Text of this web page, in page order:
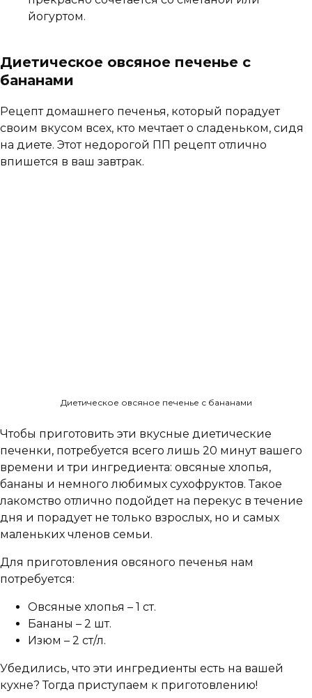
йогуртом.
Диетическое овсяное печенье с
бананами
Рецепт домашнего печенья, который порадует
своим вкусом всех, кто мечтает о сладеньком, сидя
на диете. Этот недорогой ПП рецепт отлично
впишется в ваш завтрак.
Диетическое овсяное печенье с бананами
Чтобы приготовить эти вкусные диетические
печенки, потребуется всего лишь 20 минут вашего
времени и три ингредиента: овсяные хлопья,
бананы и немного любимых сухофруктов. Такое
лакомство отлично подойдет на перекус в течение
дня и порадует не только взрослых, но и самых
маленьких членов семьи.
Для приготовления овсяного печенья нам
потребуется:
Овсяные хлопья – 1 ст.
Бананы – 2 шт.
Изюм – 2 ст/л.
Убедились, что эти ингредиенты есть на вашей
кухне? Тогда приступаем к приготовлению!